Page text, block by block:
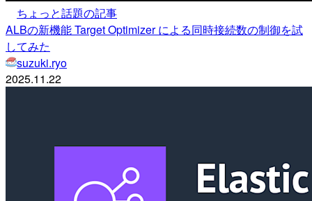
ちょっと話題の記事
ALBの新機能 Target Optimizer による同時接続数の制御を試
してみた
suzuki.ryo
2025.11.22